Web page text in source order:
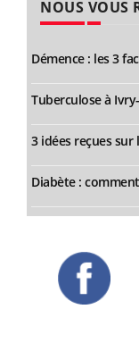
NOUS VOUS
Démence : les 3
Tuberculose à
3 idées reçues
Diabète :